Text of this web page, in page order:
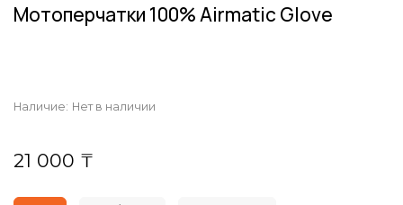
Наличие: Нет в наличии
Мотоперчатки 100% Airmatic Glove
21 000 ₸